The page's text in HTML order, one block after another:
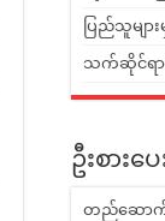
ပြည်သူများ
သက်ဆိုင်ရာဝ
ဦးစားပ
တည်ဆောက်ရ